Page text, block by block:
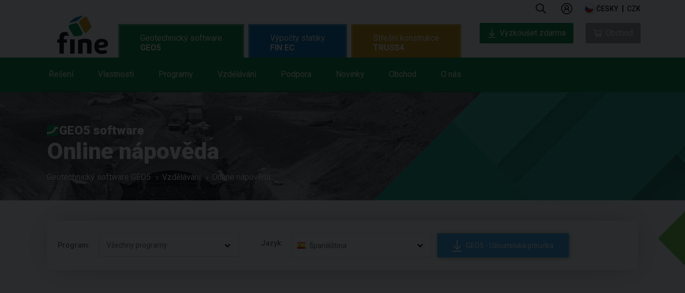
ČESKY CZK
Geotechnický software
GEO5
Řešení Vlastnosti Programy Vzdělávání Podpora Novinky Obchod O nás
Výpočty statiky
FIN EC
Střešní konstrukce
TRUSS4
Vyzkoušet zdarma
GEO5 software
Online nápověda
Geotechnický software GEO5 Vzdělávání Online nápověda
Program: Všechny programy Jazyk: Španělština GEO5 - Uživatelská příručka